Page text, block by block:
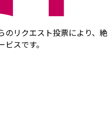
のリクエスト投票により、絶
スです。